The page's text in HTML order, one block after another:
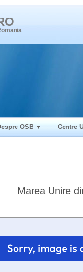
OSB ▼ Centre
Marea Unire